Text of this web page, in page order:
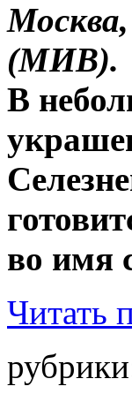
(МИВ).
В
во имя
Читать